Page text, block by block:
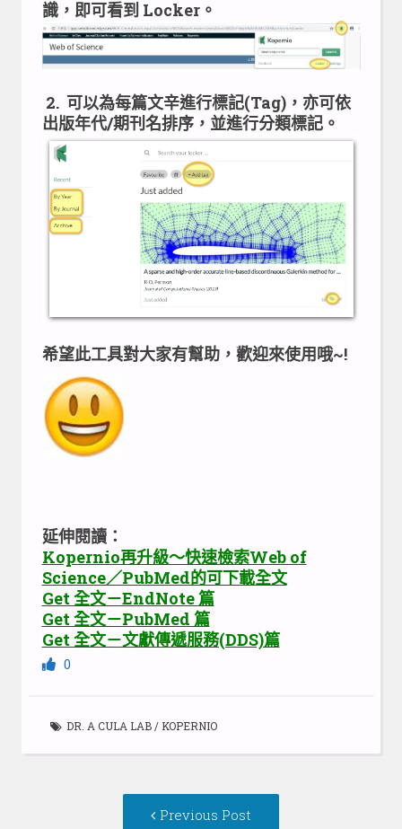
識，即可看到 Locker。
2. 可以為每篇文辛進行標記(Tag)，亦可依
出版年代/期刊名排序，並進行分類標記。
希望此工具對大家有幫助，歡迎來使用哦~!
延伸閱讀：
Kopernio再升級～快速檢索Web of
Science／PubMed的可下載全文
Get 全文－EndNote 篇
Get 全文－PubMed 篇
Get 全文－文獻傳遞服務(DDS)篇
0
DR. A CULA LAB/ KOPERNIO
Previous Post